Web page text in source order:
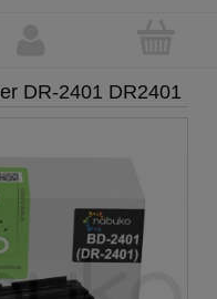
DR-2401 DR2401